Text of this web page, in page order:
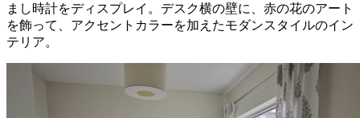
まし時計をディスプレイ。デスク横の壁に、赤の花のアート
を飾って、アクセントカラーを加えたモダンスタイルのイン
テリア。